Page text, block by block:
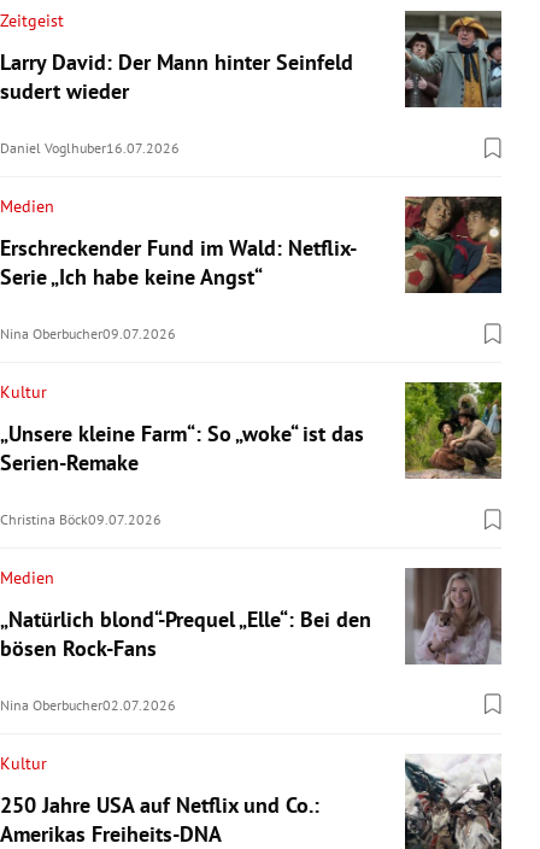
Zeitgeist
Larry David: Der Mann hinter Seinfeld
sudert wieder
Daniel Voglhuber16.07.2026
Medien
Erschreckender Fund im Wald: Netflix-
Serie „Ich habe keine Angst“
Nina Oberbucher09.07.2026
Kultur
„Unsere kleine Farm“: So „woke“ ist das
Serien-Remake
Christina Böck09.07.2026
Medien
„Natürlich blond“-Prequel „Elle“: Bei den
bösen Rock-Fans
Nina Oberbucher02.07.2026
Kultur
250 Jahre USA auf Netflix und Co.:
Amerikas Freiheits-DNA